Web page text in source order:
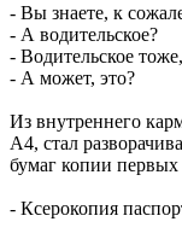
- Вы знаете, к
- А водительское?
- Водительское
- А может, это?
Из внутреннего
А4, стал
бумаг копии первых
- Ксерокопия